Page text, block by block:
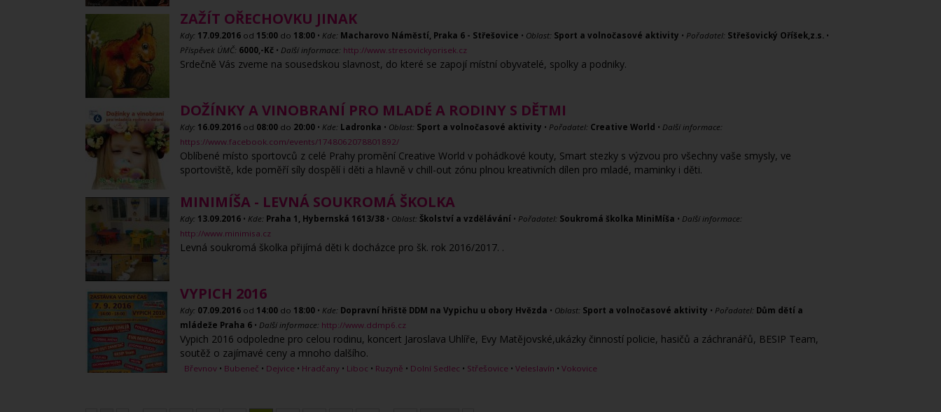
ZAŽÍT OŘECHOVKU JINAK
Kdy: 17.09.2016 od 15:00 do 18:00 • Kde: Macharovo Náměstí, Praka 6 - Střešovice • Oblast: Sport a volnočasové aktivity • Pořadatel: Střešovický Oříšek,z.s. •
Příspěvek ÚMČ: 6000,-Kč • Další informace: http://www.stresovickyorisek.cz
Srdečně Vás zveme na sousedskou slavnost, do které se zapojí místní obyvatelé, spolky a podniky.
DOŽÍNKY A VINOBRANÍ PRO MLADÉ A RODINY S DĚTMI
Kdy: 16.09.2016 od 08:00 do 20:00 • Kde: Ladronka • Oblast: Sport a volnočasové aktivity • Pořadatel: Creative World • Další informace:
https://www.facebook.com/events/1748062078801892/
Oblíbené místo sportovců z celé Prahy promění Creative World v pohádkové kouty, Smart stezky s výzvou pro všechny vaše smysly, ve
sportoviště, kde poměří síly dospělí i děti a hlavně v chill-out zónu plnou kreativních dílen pro mladé, maminky i děti.
MINIMÍŠA - LEVNÁ SOUKROMÁ ŠKOLKA
Kdy: 13.09.2016 • Kde: Praha 1, Hybernská 1613/38 • Oblast: Školství a vzdělávání • Pořadatel: Soukromá školka MiniMíša • Další informace:
http://www.minimisa.cz
Levná soukromá školka přijímá děti k docházce pro šk. rok 2016/2017. .
VYPICH 2016
Kdy: 07.09.2016 od 14:00 do 18:00 • Kde: Dopravní hřiště DDM na Vypichu u obory Hvězda • Oblast: Sport a volnočasové aktivity • Pořadatel: Dům dětí a
mládeže Praha 6 • Další informace: http://www.ddmp6.cz
Vypich 2016 odpoledne pro celou rodinu, koncert Jaroslava Uhlíře, Evy Matějovské,ukázky činností policie, hasičů a záchranářů, BESIP Team,
soutěž o zajímavé ceny a mnoho dalšího.
Břevnov • Bubeneč • Dejvice • Hradčany • Liboc • Ruzyně • Dolní Sedlec • Střešovice • Veleslavín • Vokovice